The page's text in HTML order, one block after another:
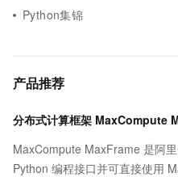
Python集锦
产品推荐
分布式计算框架 MaxCompute
MaxCompute MaxFrame 是阿
Python 编程接口并可直接使用